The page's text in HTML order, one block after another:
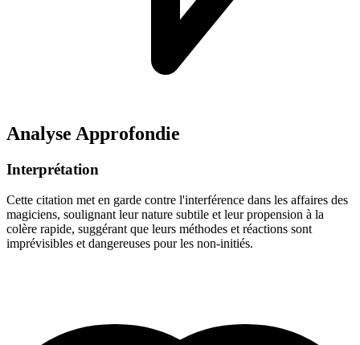
Analyse Approfondie
Interprétation
Cette citation met en garde contre l'interférence dans les affaires des
magiciens, soulignant leur nature subtile et leur propension à la
colère rapide, suggérant que leurs méthodes et réactions sont
imprévisibles et dangereuses pour les non-initiés.